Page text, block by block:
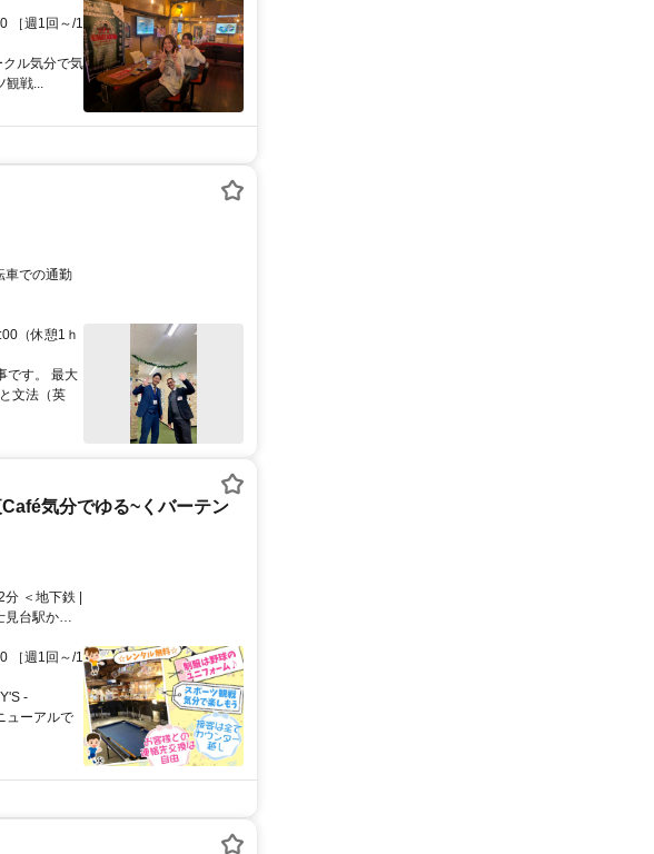
線/東武東上
［週1回～/1
ル気分で気
観戦...
（休憩1ｈ
です。 最大
文法（英
気分でゆる~くバーテン
線/東武東上
［週1回～/1
-
ューアルで